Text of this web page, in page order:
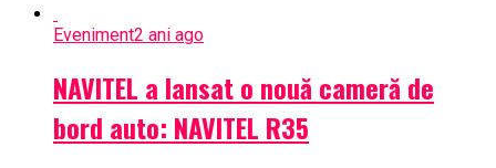
Eveniment2 ani ago
NAVITEL a lansat o nouă cameră de
bord auto: NAVITEL R35